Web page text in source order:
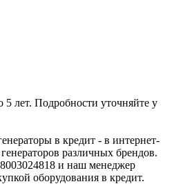
5 лет. Подробности уточняйте у
в кредит - в интернет-
различных брендов.
и наш менеджер
оборудования в кредит.